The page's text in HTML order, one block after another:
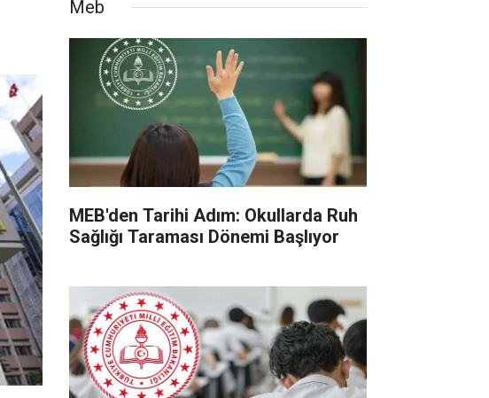
Meb
MEB'den Tarihi Adım: Okullarda Ruh
Sağlığı Taraması Dönemi Başlıyor